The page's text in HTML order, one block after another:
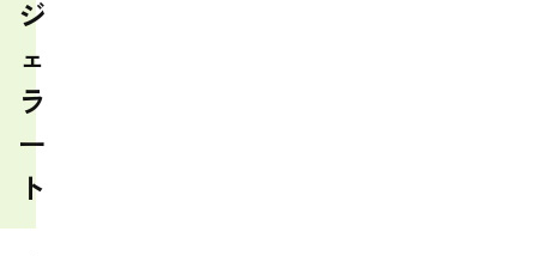
ジ
ェ
ラ
ー
ト